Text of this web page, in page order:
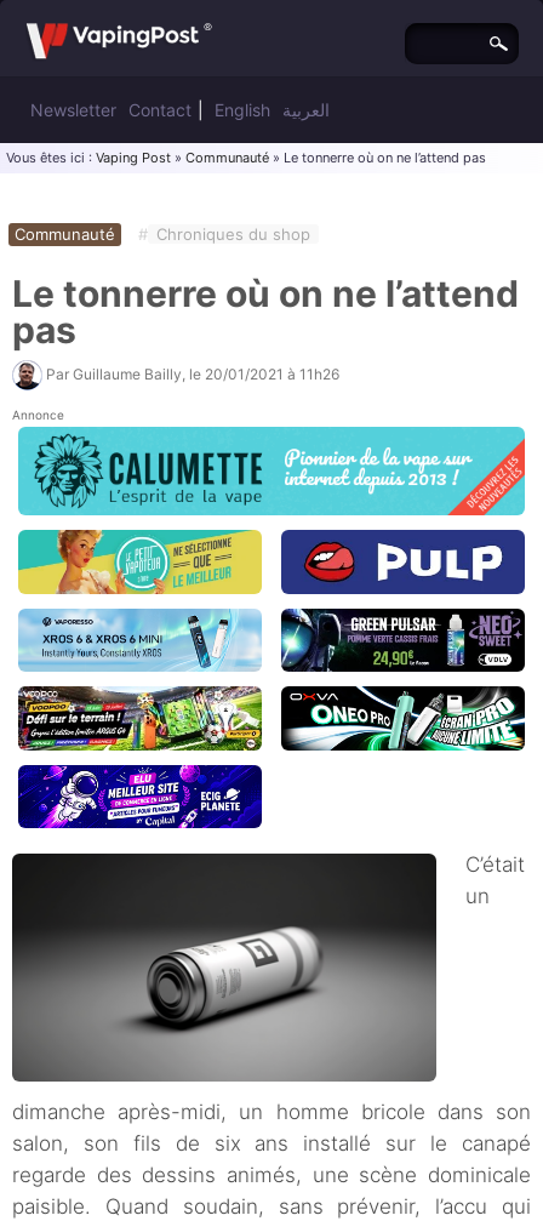
Newsletter Contact English العربية
Vous êtes ici : Vaping Post » Communauté » Le tonnerre où on ne l’attend pas
Communauté # Chroniques du shop
Le tonnerre où on ne l’attend
pas
Par Guillaume Bailly , le 20/01/2021 à 11h26
Annonce
C’était
un
dimanche après-midi, un homme bricole dans son
salon, son fils de six ans installé sur le canapé
regarde des dessins animés, une scène dominicale
paisible. Quand soudain, sans prévenir, l’accu qui